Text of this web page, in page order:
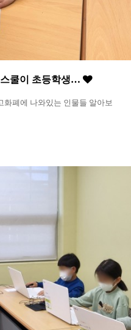
스쿨이 초등학생…
화폐에 나와있는 인물들 알아보